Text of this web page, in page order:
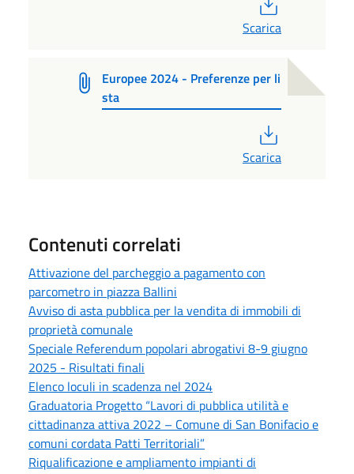
Scarica
Europee 2024 - Preferenze per li
sta
Scarica
Contenuti correlati
Attivazione del parcheggio a pagamento con
parcometro in piazza Ballini
Avviso di asta pubblica per la vendita di immobili di
proprietà comunale
Speciale Referendum popolari abrogativi 8-9 giugno
2025 - Risultati finali
Elenco loculi in scadenza nel 2024
Graduatoria Progetto “Lavori di pubblica utilità e
cittadinanza attiva 2022 – Comune di San Bonifacio e
comuni cordata Patti Territoriali”
Riqualificazione e ampliamento impianti di